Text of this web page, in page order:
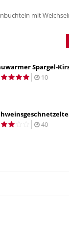
mit
Spargel-
10
40